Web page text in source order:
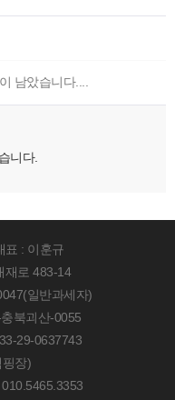
남았습니다....
니다.
표 : 이훈규
재로 483-14
일반과세자)
북괴산-0055
29-0637743
장)